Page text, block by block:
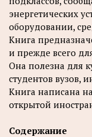
энергетических
оборудовании,
Книга
и прежде всего
Она полезна для
студентов вузов,
Книга написана
открытой
Содержание